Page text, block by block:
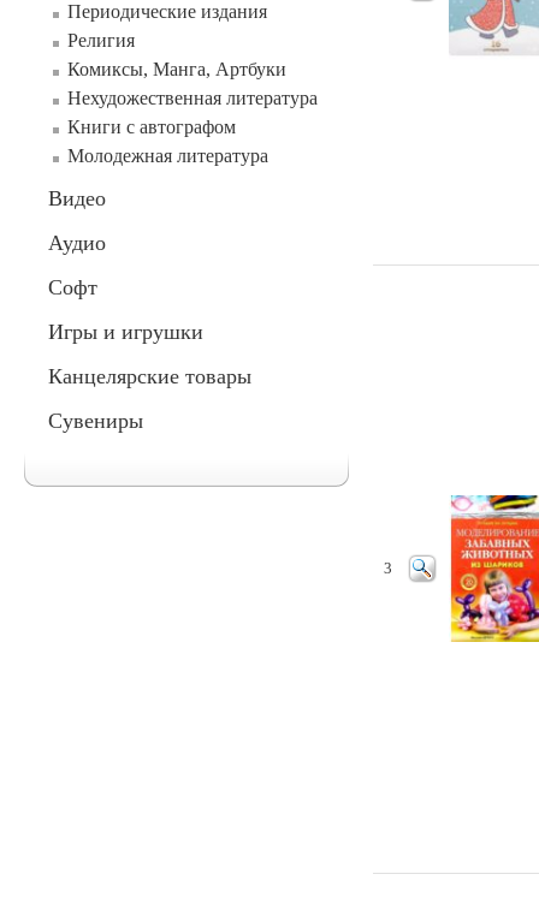
Периодические издания
Религия
Комиксы, Манга, Артбуки
Нехудожественная литература
Книги с автографом
Молодежная литература
Видео
Аудио
Софт
Игры и игрушки
Канцелярские товары
Сувениры
3